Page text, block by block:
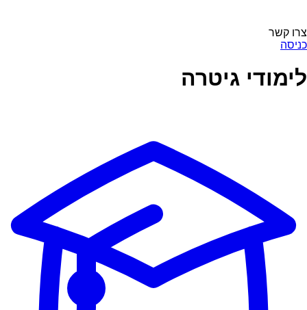
צרו קשר
כניסה
לימודי גיטרה